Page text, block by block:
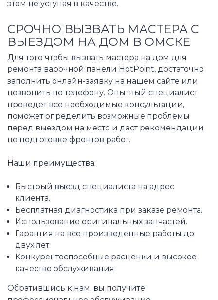
этом не уступая в качестве.
СРОЧНО ВЫЗВАТЬ МАСТЕРА С
ВЫЕЗДОМ НА ДОМ В ОМСКЕ
Для того чтобы вызвать мастера на дом для
ремонта варочной панели HotPoint, достаточно
заполнить онлайн-заявку на нашем сайте или
позвонить по телефону. Опытный специалист
проведет все необходимые консультации,
поможет определить возможные проблемы
перед выездом на место и даст рекомендации
по подготовке фронтов работ.
Наши преимущества:
Быстрый выезд специалиста на адрес
клиента.
Бесплатная диагностика при заказе ремонта.
Использование оригинальных запчастей.
Гарантия на все произведенные работы до
двух лет.
Конкурентоспособные расценки и высокое
качество обслуживания.
Обратившись к нам, вы получите